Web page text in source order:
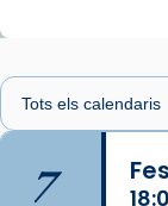
2 weeks
Memòria de
7